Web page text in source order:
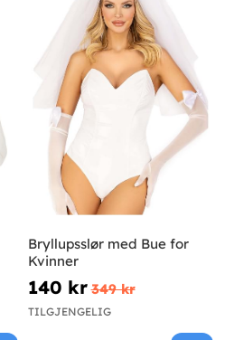
Bryllupsslør med Bue for
Kvinner
140 kr 349 kr
TILGJENGELIG